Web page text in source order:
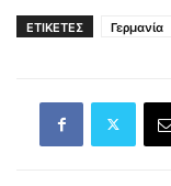
ΕΤΙΚΕΤΕΣ Γερμανία